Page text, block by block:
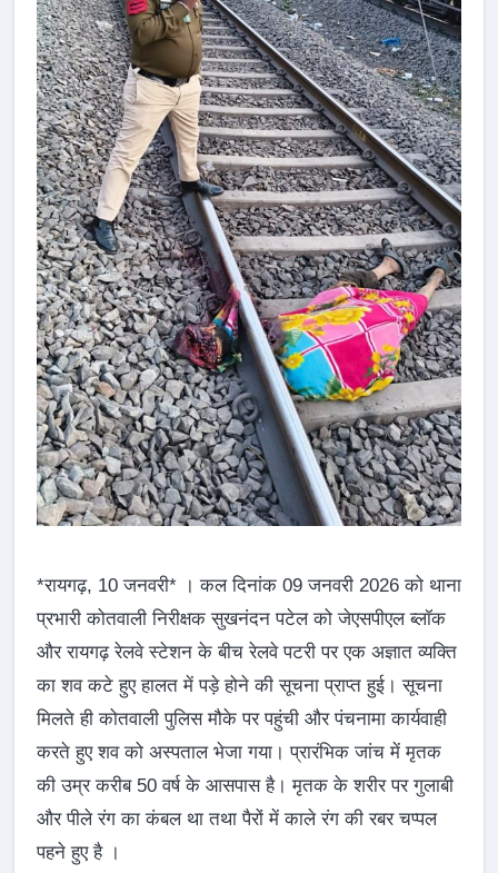
*रायगढ़, 10 जनवरी* । कल दिनांक 09 जनवरी 2026 को थाना
प्रभारी कोतवाली निरीक्षक सुखनंदन पटेल को जेएसपीएल ब्लॉक
और रायगढ़ रेलवे स्टेशन के बीच रेलवे पटरी पर एक अज्ञात व्यक्ति
का शव कटे हुए हालत में पड़े होने की सूचना प्राप्त हुई। सूचना
मिलते ही कोतवाली पुलिस मौके पर पहुंची और पंचनामा कार्यवाही
करते हुए शव को अस्पताल भेजा गया। प्रारंभिक जांच में मृतक
की उम्र करीब 50 वर्ष के आसपास है। मृतक के शरीर पर गुलाबी
और पीले रंग का कंबल था तथा पैरों में काले रंग की रबर चप्पल
पहने हुए है ।